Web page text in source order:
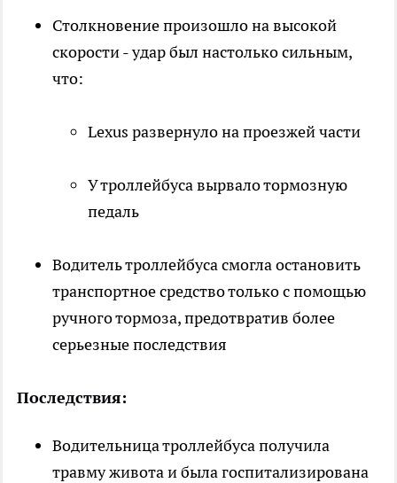
Столкновение произошло на высокой
скорости - удар был настолько сильным,
что:
Lexus развернуло на проезжей части
У троллейбуса вырвало тормозную
педаль
Водитель троллейбуса смогла остановить
транспортное средство только с помощью
ручного тормоза, предотвратив более
серьезные последствия
Последствия:
Водительница троллейбуса получила
травму живота и была госпитализирована